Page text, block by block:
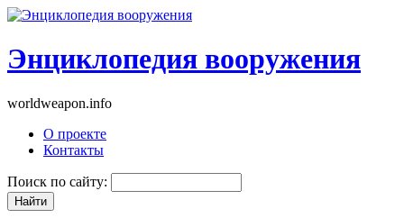
Энциклопедия вооружения
worldweapon.info
О проекте
Контакты
Поиск по сайту: